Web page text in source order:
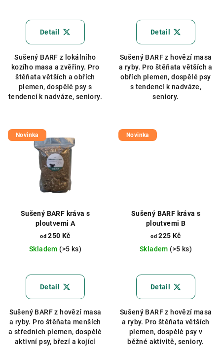
hodnocení
produktu
z
5
hvězdiček.
Detail
Sušený BARF z lokálního
kozího masa a zvěřiny. Pro
štěňata větších a obřích
plemen, dospělé psy s
tendencí k nadváze, seniory.
hodnocení
produktu
z
5
hvězdiček.
Detail
Sušený BARF z hovězí masa
a ryby. Pro štěňata větších a
obřích plemen, dospělé psy
s tendencí k nadváze,
seniory.
Novinka
Sušený BARF kráva s
ploutvemi A
od 250 Kč
Skladem (>5 ks)
hodnocení
produktu
z
5
hvězdiček.
Detail
Sušený BARF z hovězí masa
a ryby. Pro štěňata menších
a středních plemen, dospělé
aktivní psy, březí a kojící
Novinka
Sušený BARF kráva s
ploutvemi B
od 225 Kč
Skladem (>5 ks)
hodnocení
produktu
z
5
hvězdiček.
Detail
Sušený BARF z hovězí masa
a ryby. Pro štěňata větších
plemen, dospělé psy v
běžné aktivitě, seniory.